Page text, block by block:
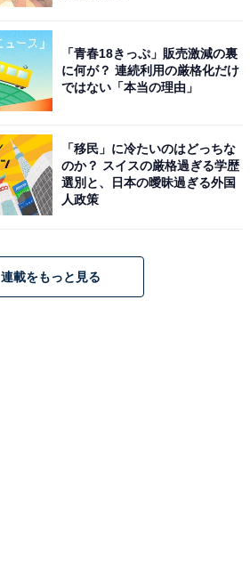
「青春18きっぷ」販売激減の裏
に何が？ 連続利用の厳格化だけ
ではない「本当の理由」
「移民」に冷たいのはどっちな
のか？ スイスの厳格過ぎる学歴
選別と、日本の曖昧過ぎる外国
人政策
連載をもっと見る